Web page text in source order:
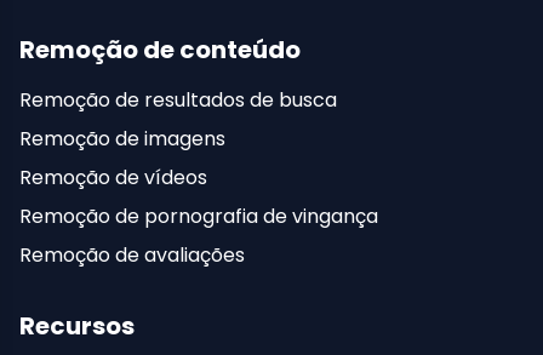
Remoção de conteúdo
Remoção de resultados de busca
Remoção de imagens
Remoção de vídeos
Remoção de pornografia de vingança
Remoção de avaliações
Recursos